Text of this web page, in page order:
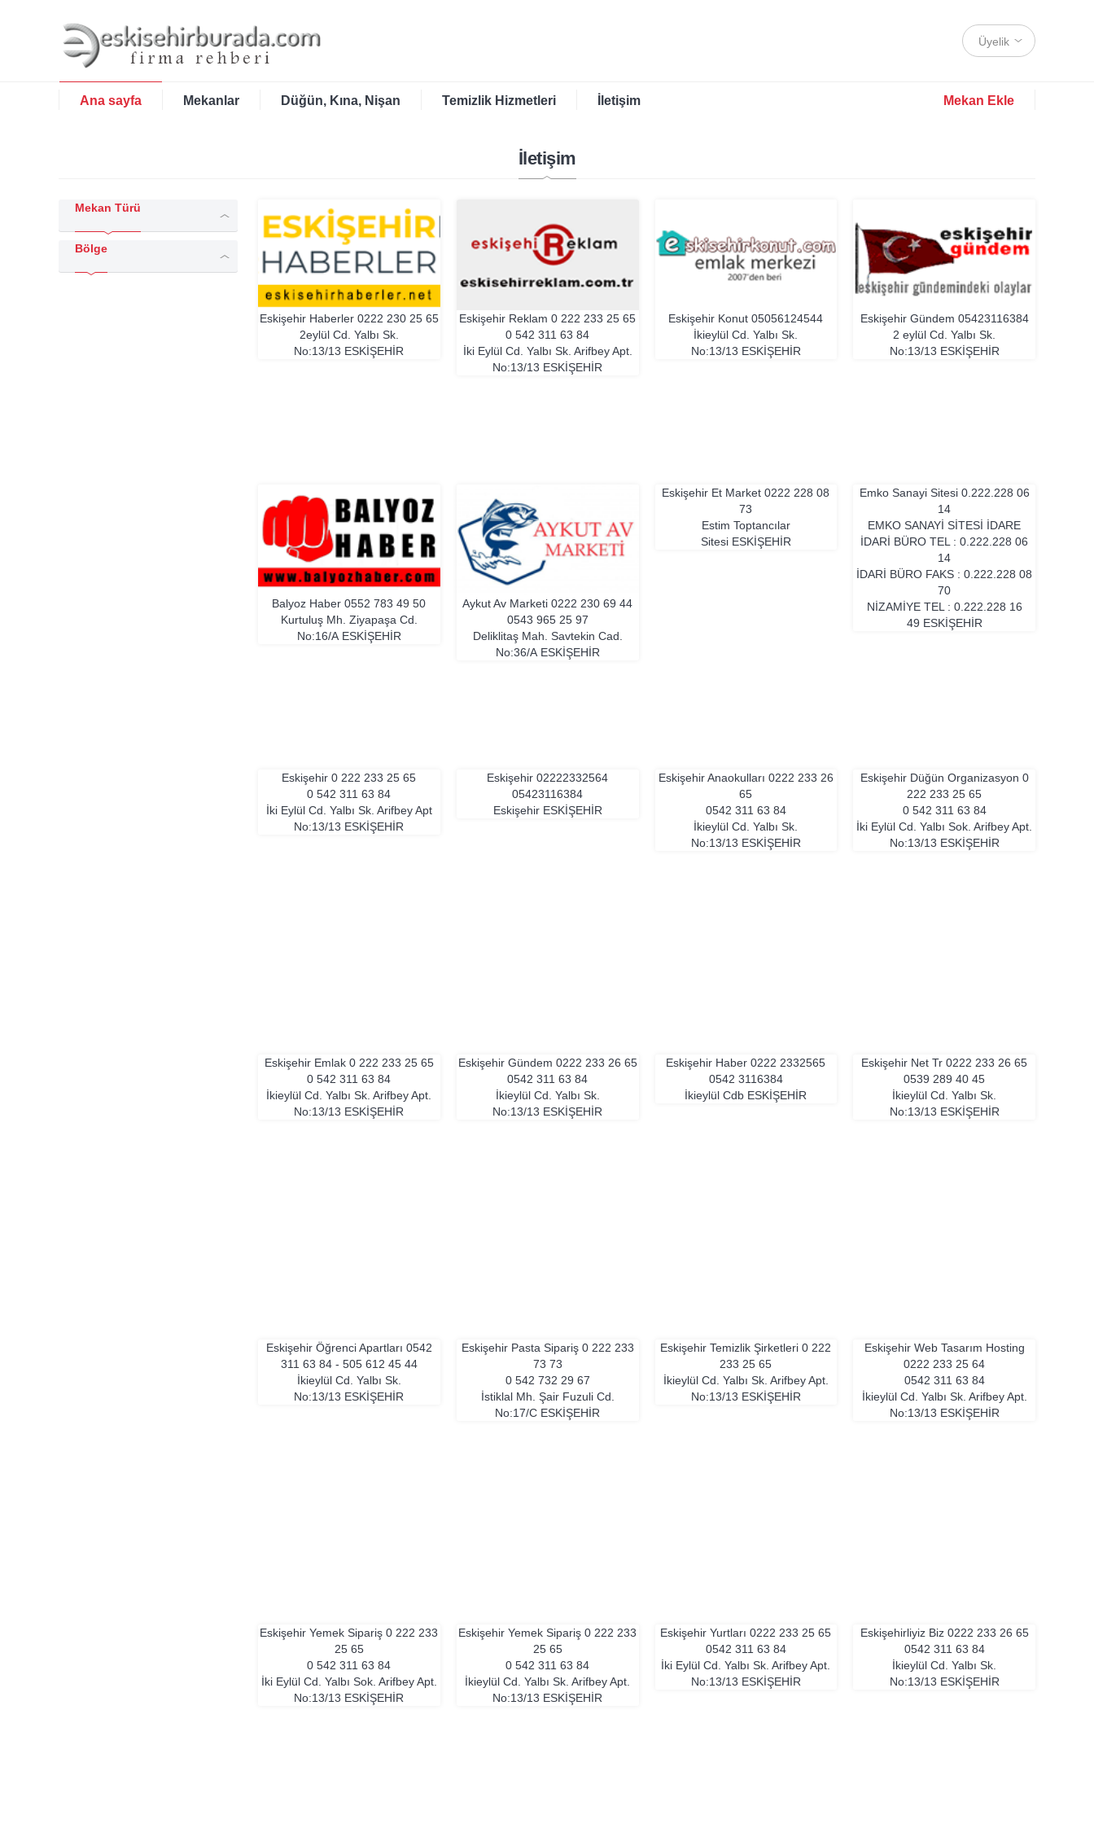
Üyelik
Ana sayfa Mekanlar Düğün, Kına, Nişan Temizlik Hizmetleri İletişim Mekan Ekle
İletişim
Mekan Türü
Bölge
Eskişehir Haberler 0222 230 25 65
2eylül Cd. Yalbı Sk.
No:13/13 ESKIŞEHIR
Eskişehir Reklam0 222 233 25 65
0 542 311 63 84
İki Eylül Cd. Yalbı Sk. Arifbey Apt.
No:13/13 ESKIŞEHIR
Eskişehir Konut05056124544
İkieylül Cd. Yalbı Sk.
No:13/13 ESKIŞEHIR
Eskişehir Gündem 05423116384
2 eylül Cd. Yalbı Sk.
No:13/13 ESKIŞEHIR
Balyoz Haber0552 783 49 50
Kurtuluş Mh. Ziyapaşa Cd.
No:16/A ESKIŞEHIR
Aykut Av Marketi0222 230 69 44
0543 965 25 97
Deliklitaş Mah. Savtekin Cad.
No:36/A ESKIŞEHIR
Eskişehir Et Market0222 228 08
73
Estim Toptancılar
Sitesi ESKIŞEHIR
Emko Sanayi Sitesi 0.222.228 06
14
EMKO SANAYİ SİTESİ İDARE
İDARİ BÜRO TEL : 0.222.228 06
14
İDARİ BÜRO FAKS : 0.222.228 08
70
NİZAMİYE TEL : 0.222.228 16
49 ESKIŞEHIR
Eskişehir0 222 233 25 65
0 542 311 63 84
İki Eylül Cd. Yalbı Sk. Arifbey Apt
No:13/13 ESKIŞEHIR
Eskişehir02222332564
05423116384
Eskişehir ESKIŞEHIR
Eskişehir Anaokulları 0222 233 26
65
0542 311 63 84
İkieylül Cd. Yalbı Sk.
No:13/13 ESKIŞEHIR
Eskişehir Düğün Organizasyon 0
222 233 25 65
0 542 311 63 84
İki Eylül Cd. Yalbı Sok. Arifbey Apt.
No:13/13 ESKIŞEHIR
Eskişehir Emlak 0 222 233 25 65
0 542 311 63 84
İkieylül Cd. Yalbı Sk. Arifbey Apt.
No:13/13 ESKIŞEHIR
Eskişehir Gündem 0222 233 26 65
0542 311 63 84
İkieylül Cd. Yalbı Sk.
No:13/13 ESKIŞEHIR
Eskişehir Haber0222 2332565
0542 3116384
İkieylül Cdb ESKIŞEHIR
Eskişehir Net Tr0222 233 26 65
0539 289 40 45
İkieylül Cd. Yalbı Sk.
No:13/13 ESKIŞEHIR
Eskişehir Öğrenci Apartları 0542
311 63 84 - 505 612 45 44
İkieylül Cd. Yalbı Sk.
No:13/13 ESKIŞEHIR
Eskişehir Pasta Sipariş 0 222 233
73 73
0 542 732 29 67
İstiklal Mh. Şair Fuzuli Cd.
No:17/C ESKIŞEHIR
Eskişehir Temizlik Şirketleri0 222
233 25 65
İkieylül Cd. Yalbı Sk. Arifbey Apt.
No:13/13 ESKIŞEHIR
Eskişehir Web Tasarım Hosting
0222 233 25 64
0542 311 63 84
İkieylül Cd. Yalbı Sk. Arifbey Apt.
No:13/13 ESKIŞEHIR
Eskişehir Yemek Sipariş0 222 233
25 65
0 542 311 63 84
İki Eylül Cd. Yalbı Sok. Arifbey Apt.
No:13/13 ESKIŞEHIR
Eskişehir Yemek Sipariş0 222 233
25 65
0 542 311 63 84
İkieylül Cd. Yalbı Sk. Arifbey Apt.
No:13/13 ESKIŞEHIR
Eskişehir Yurtları0222 233 25 65
0542 311 63 84
İki Eylül Cd. Yalbı Sk. Arifbey Apt.
No:13/13 ESKIŞEHIR
Eskişehirliyiz Biz 0222 233 26 65
0542 311 63 84
İkieylül Cd. Yalbı Sk.
No:13/13 ESKIŞEHIR